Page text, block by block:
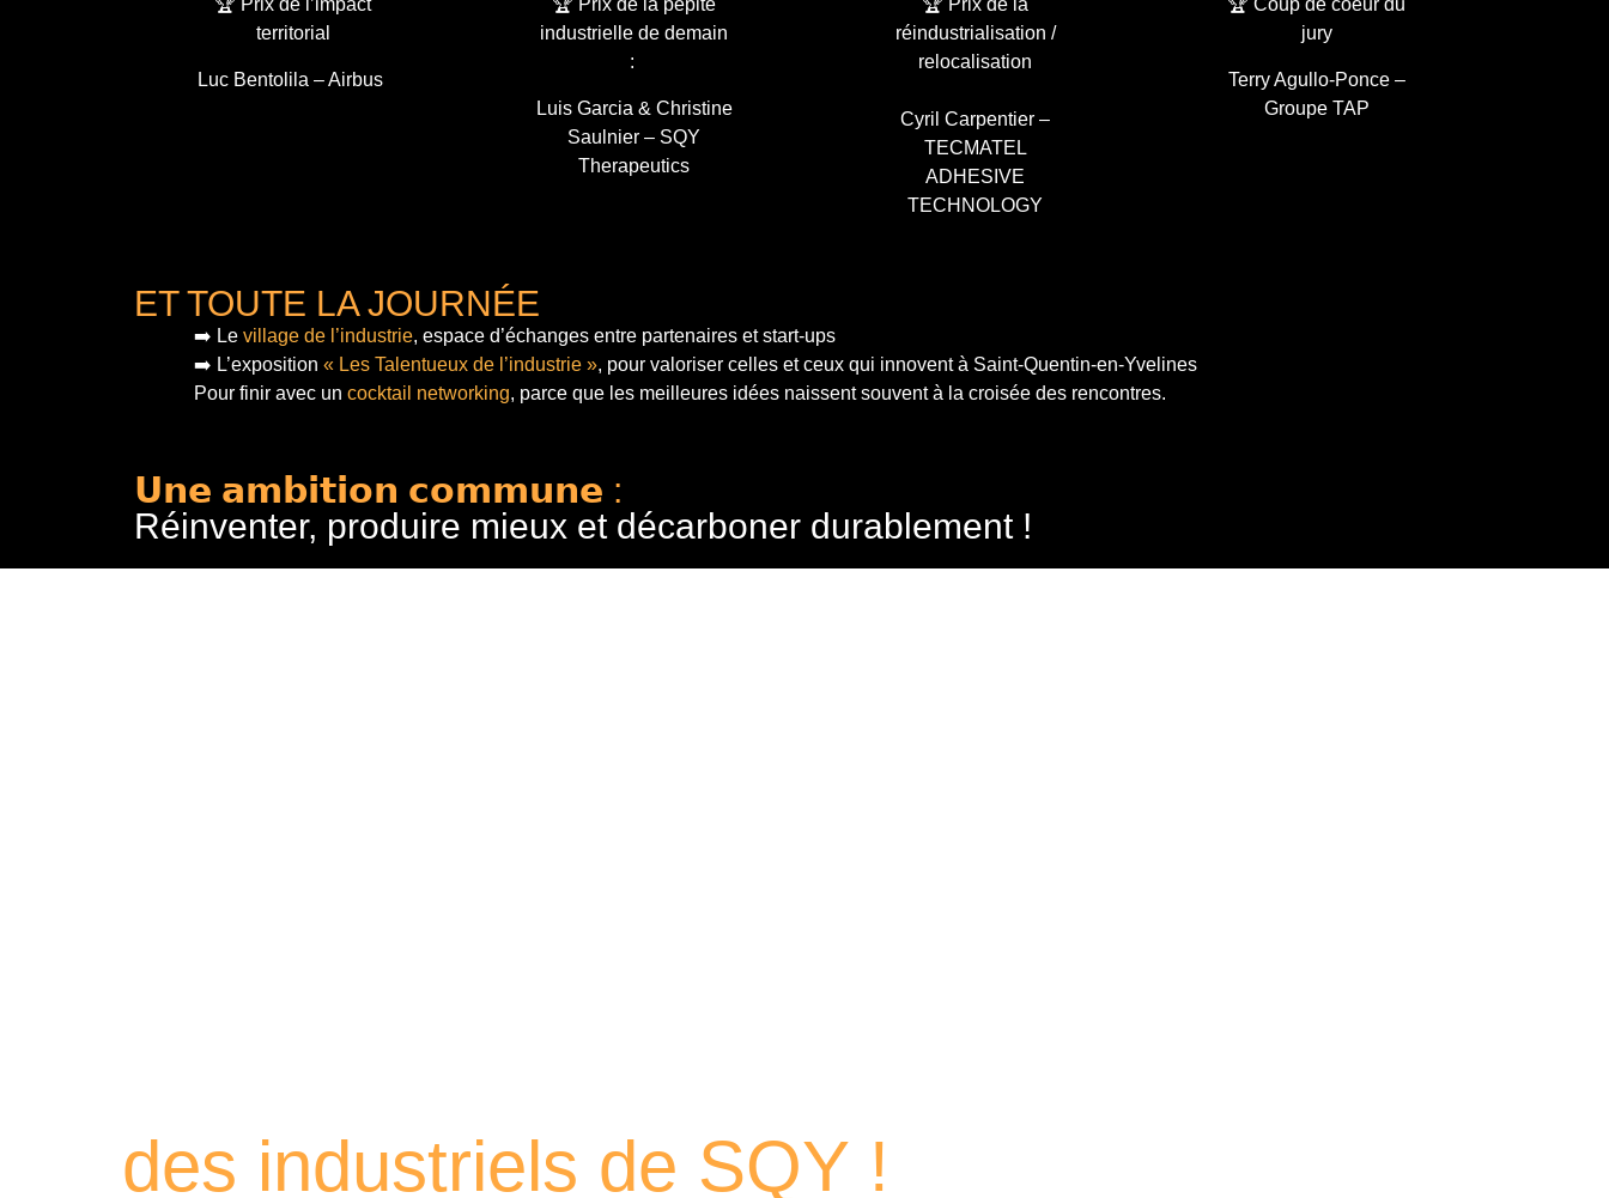
🏆 Prix de l’impact
territorial
Luc Bentolila – Airbus
🏆 Prix de la pépite
industrielle de demain
:
Luis Garcia & Christine
Saulnier – SQY
Therapeutics
🏆 Prix de la
réindustrialisation /
relocalisation
Cyril Carpentier –
TECMATEL
ADHESIVE
TECHNOLOGY
🏆 Coup de coeur du
jury
Terry Agullo-Ponce –
Groupe TAP
ET TOUTE LA JOURNÉE
➡️ Le village de l’industrie, espace d’échanges entre partenaires et start-ups
➡️ L’exposition « Les Talentueux de l’industrie », pour valoriser celles et ceux qui innovent à Saint-Quentin-en-Yvelines
Pour finir avec un cocktail networking, parce que les meilleures idées naissent souvent à la croisée des rencontres.
𝗨𝗻𝗲 𝗮𝗺𝗯𝗶𝘁𝗶𝗼𝗻 𝗰𝗼𝗺𝗺𝘂𝗻𝗲 :
Réinventer, produire mieux et décarboner durablement !
des industriels de SQY !